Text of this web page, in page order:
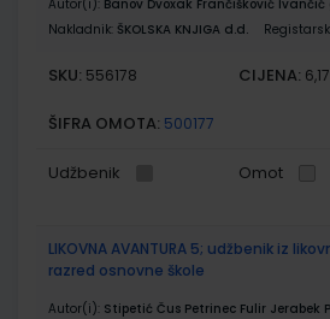
Autor(i): Banov Dvoxak Frančišković
Nakladnik: ŠKOLSKA KNJIGA d.d.
SKU: 556178 CIJENA:
ŠIFRA OMOTA: 500177
Udžbenik Omot
LIKOVNA AVANTURA 5; udžbenik iz
razred osnovne škole
Autor(i): Stipetić Čus Petrinec Fulir Jerabek